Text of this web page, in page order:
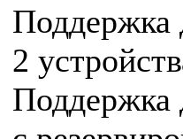
Поддержка
2
Поддержка